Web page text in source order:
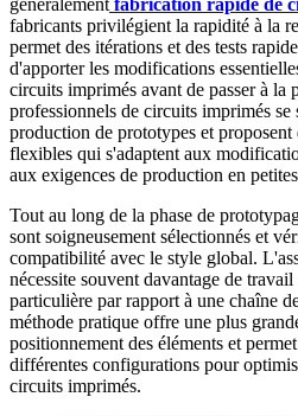
fabricants privilégient la rapidité à la
permet des itérations et des tests
d'apporter les modifications
circuits imprimés avant de passer à la
professionnels de circuits imprimés se
production de prototypes et proposent
flexibles qui s'adaptent aux
aux exigences de production en
Tout au long de la phase de
sont soigneusement sélectionnés et
compatibilité avec le style global.
nécessite souvent davantage de
particulière par rapport à une chaîne
méthode pratique offre une plus
positionnement des éléments et
différentes configurations pour
circuits imprimés.